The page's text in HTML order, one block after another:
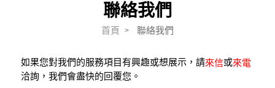
聯絡我們
首頁 聯絡我們
如果您對我們的服務項目有興趣或想展示，請來信或來電
洽詢，我們會盡快的回覆您。